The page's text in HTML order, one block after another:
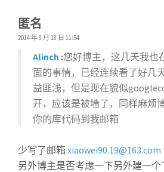
匿名
2014 年 8 月 18 日 11:54
Alinch :您好博主，这几天我也
面的事情，已经连续看了好几
益匪浅，但是现在貌似
开，应该是被墙了，同样麻烦
你的库代码到我邮箱
少写了邮箱xiaowei90.19@163.com
另外博主是否考虑一下另外建一